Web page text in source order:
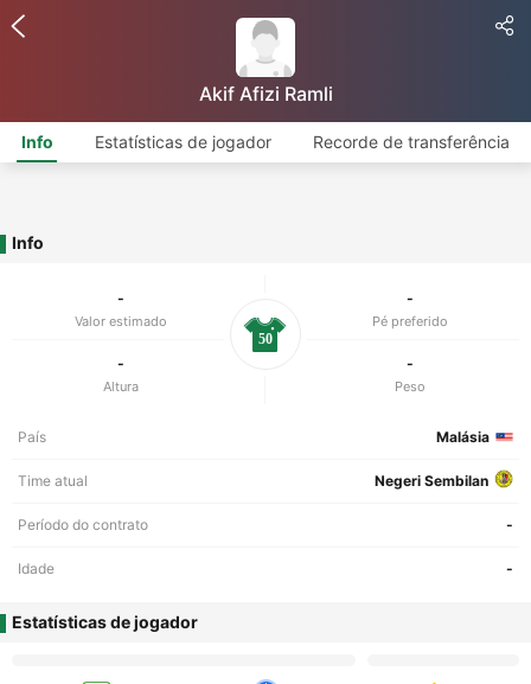
Akif Afizi Ramli
Info Estatísticas de jogador Recorde de transferência
Info
-
Valor estimado
-
Pé preferido
-
Altura
-
Peso
50
País Malásia
Time atual Negeri Sembilan
Período do contrato -
Idade -
Estatísticas de jogador